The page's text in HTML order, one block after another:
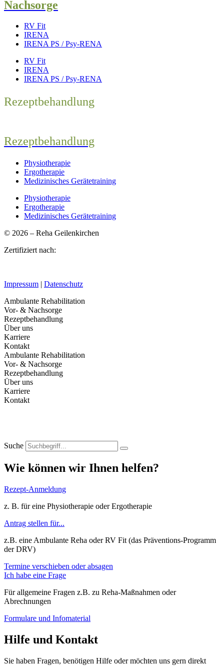
Nachsorge
RV Fit
IRENA
IRENA PS / Psy-RENA
RV Fit
IRENA
IRENA PS / Psy-RENA
Rezeptbehandlung
Rezeptbehandlung
Physiotherapie
Ergotherapie
Medizinisches Gerätetraining
Physiotherapie
Ergotherapie
Medizinisches Gerätetraining
© 2026 – Reha Geilenkirchen
Zertifiziert nach:
Impressum | Datenschutz
Ambulante Rehabilitation
Vor- & Nachsorge
Rezeptbehandlung
Über uns
Karriere
Kontakt
Ambulante Rehabilitation
Vor- & Nachsorge
Rezeptbehandlung
Über uns
Karriere
Kontakt
Suche
Wie können wir Ihnen helfen?
Rezept-Anmeldung
z. B. für eine Physiotherapie oder Ergotherapie
Antrag stellen für...
z.B. eine Ambulante Reha oder RV Fit (das Präventions-Programm
der DRV)
Termine verschieben oder absagen
Ich habe eine Frage
Für allgemeine Fragen z.B. zu Reha-Maßnahmen oder
Abrechnungen
Formulare und Infomaterial
Hilfe und Kontakt
Sie haben Fragen, benötigen Hilfe oder möchten uns gern direkt